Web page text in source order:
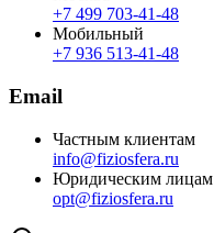
+7 499 703‑41‑48
Мобильный
+7 936 513‑41‑48
Email
Частным клиентам
info@fiziosfera.ru
Юридическим лицам
opt@fiziosfera.ru